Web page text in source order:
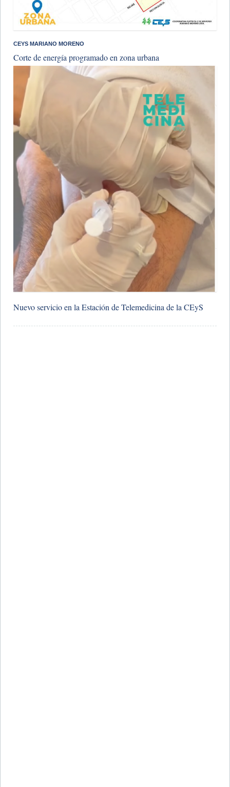
CEYS MARIANO MORENO
Corte de energía programado en zona urbana
Nuevo servicio en la Estación de Telemedicina de la CEyS